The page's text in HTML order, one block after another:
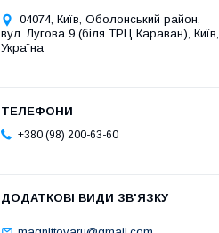
04074, Київ, Оболонський район,
вул. Лугова 9 (біля ТРЦ Караван), Київ,
Україна
+380 (98) 200-63-60